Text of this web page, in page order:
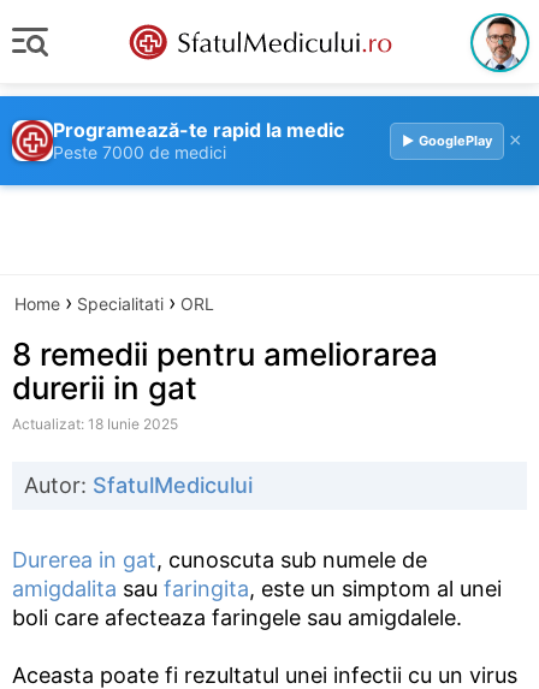
Programează-te rapid la medic
Peste 7000 de medici
▶ GooglePlay ×
Home › Specialitati › ORL
8 remedii pentru ameliorarea
durerii in gat
Actualizat: 18 Iunie 2025
Autor: SfatulMedicului
Durerea in gat, cunoscuta sub numele de
amigdalita sau faringita, este un simptom al unei
boli care afecteaza faringele sau amigdalele.
Aceasta poate fi rezultatul unei infectii cu un virus